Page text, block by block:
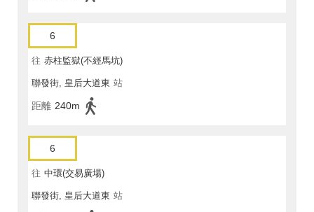
6
往 赤柱監獄(不經馬坑)
聯發街, 皇后大道東 站
距離 240m
6
往 中環(交易廣場)
聯發街, 皇后大道東 站